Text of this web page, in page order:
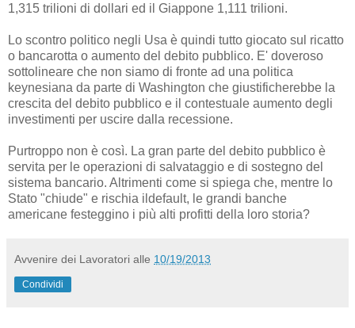
1,315 trilioni di dollari ed il Giappone 1,111 trilioni.
Lo scontro politico negli Usa è quindi tutto giocato sul ricatto
o bancarotta o aumento del debito pubblico. E' doveroso
sottolineare che non siamo di fronte ad una politica
keynesiana da parte di Washington che giustificherebbe la
crescita del debito pubblico e il contestuale aumento degli
investimenti per uscire dalla recessione.
Purtroppo non è così. La gran parte del debito pubblico è
servita per le operazioni di salvataggio e di sostegno del
sistema bancario. Altrimenti come si spiega che, mentre lo
Stato "chiude" e rischia ildefault, le grandi banche
americane festeggino i più alti profitti della loro storia?
Avvenire dei Lavoratori alle 10/19/2013
Condividi